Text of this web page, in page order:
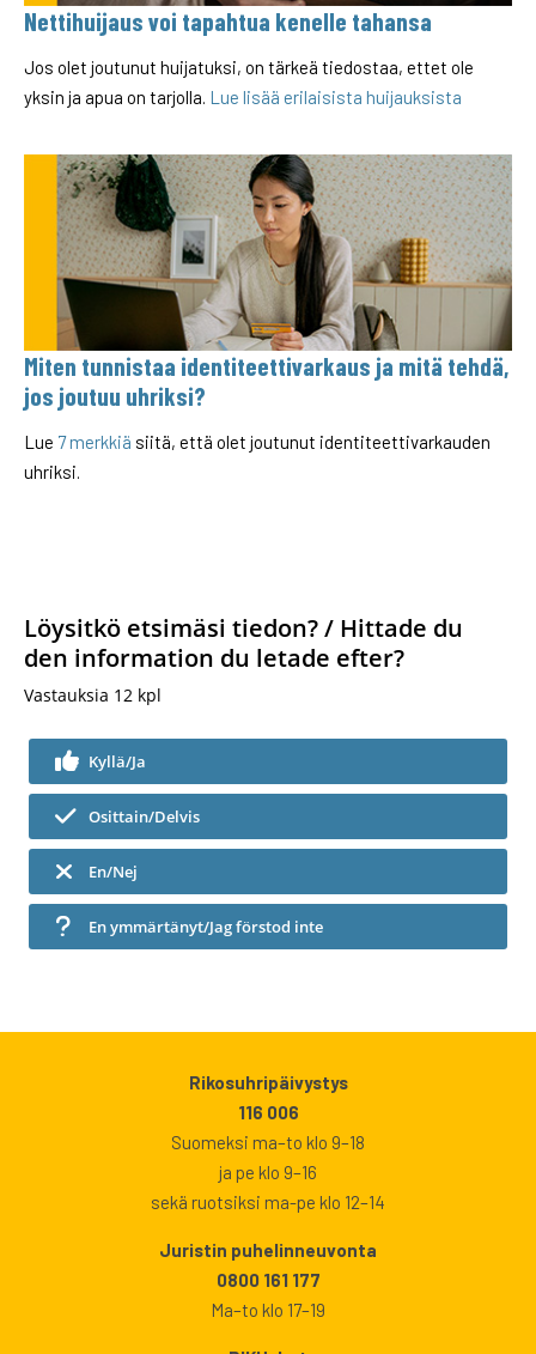
Nettihuijaus voi tapahtua kenelle tahansa
Jos olet joutunut huijatuksi, on tärkeä tiedostaa, ettet ole
yksin ja apua on tarjolla. Lue lisää erilaisista huijauksista
Miten tunnistaa identiteettivarkaus ja mitä tehdä,
jos joutuu uhriksi?
Lue 7 merkkiä siitä, että olet joutunut identiteettivarkauden
uhriksi.
Löysitkö etsimäsi tiedon? / Hittade du
den information du letade efter?
Vastauksia 12 kpl
Kyllä/Ja
Osittain/Delvis
En/Nej
En ymmärtänyt/Jag förstod inte
Rikosuhripäivystys
116 006
Suomeksi ma–to klo 9–18
ja pe klo 9–16
sekä ruotsiksi ma-pe klo 12–14
Juristin puhelinneuvonta
0800 161 177
Ma–to klo 17–19